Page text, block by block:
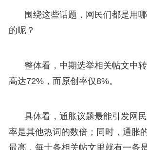
围绕这些话题，网民们都是用
的呢？
整体看，中期选举相关帖文中
高达72%，而原创率仅8%。
具体看，通胀议题最能引发网
率是其他热词的数倍；同时，通胀
最高，每十条相关帖文里就有一条是